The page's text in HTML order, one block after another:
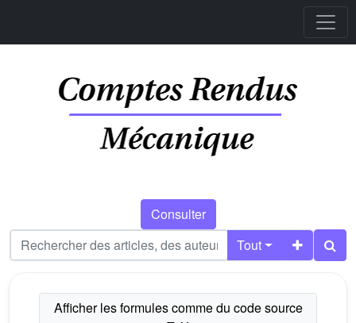
Consulter
Tout